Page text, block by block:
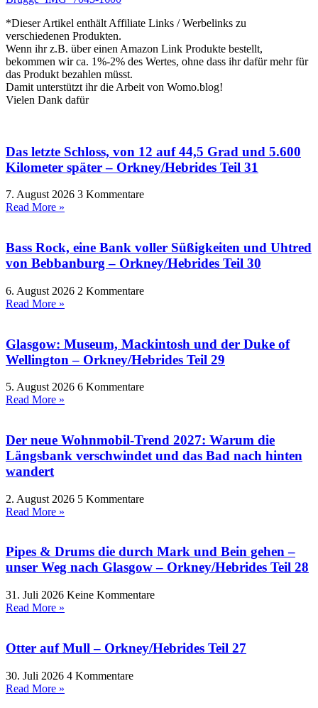
*Dieser Artikel enthält Affiliate Links / Werbelinks zu
verschiedenen Produkten.
Wenn ihr z.B. über einen Amazon Link Produkte bestellt,
bekommen wir ca. 1%-2% des Wertes, ohne dass ihr dafür mehr für
das Produkt bezahlen müsst.
Damit unterstützt ihr die Arbeit von Womo.blog!
Vielen Dank dafür
Das letzte Schloss, von 12 auf 44,5 Grad und 5.600
Kilometer später – Orkney/Hebrides Teil 31
7. August 2026 3 Kommentare
Read More »
Bass Rock, eine Bank voller Süßigkeiten und Uhtred
von Bebbanburg – Orkney/Hebrides Teil 30
6. August 2026 2 Kommentare
Read More »
Glasgow: Museum, Mackintosh und der Duke of
Wellington – Orkney/Hebrides Teil 29
5. August 2026 6 Kommentare
Read More »
Der neue Wohnmobil-Trend 2027: Warum die
Längsbank verschwindet und das Bad nach hinten
wandert
2. August 2026 5 Kommentare
Read More »
Pipes & Drums die durch Mark und Bein gehen –
unser Weg nach Glasgow – Orkney/Hebrides Teil 28
31. Juli 2026 Keine Kommentare
Read More »
Otter auf Mull – Orkney/Hebrides Teil 27
30. Juli 2026 4 Kommentare
Read More »